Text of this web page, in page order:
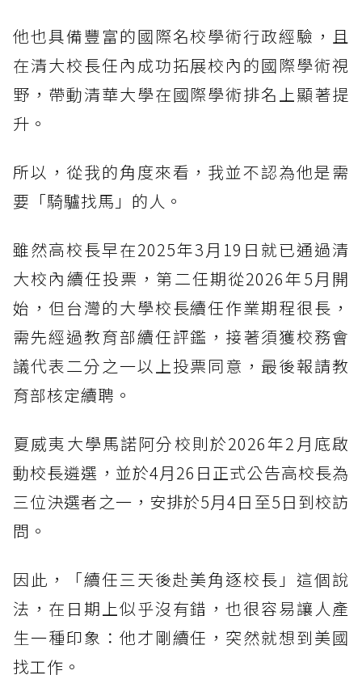
他也具備豐富的國際名校學術行政經驗，且
在清大校長任內成功拓展校內的國際學術視
野，帶動清華大學在國際學術排名上顯著提
升。
所以，從我的角度來看，我並不認為他是需
要「騎驢找馬」的人。
雖然高校長早在2025年3月19日就已通過清
大校內續任投票，第二任期從2026年5月開
始，但台灣的大學校長續任作業期程很長，
需先經過教育部續任評鑑，接著須獲校務會
議代表二分之一以上投票同意，最後報請教
育部核定續聘。
夏威夷大學馬諾阿分校則於2026年2月底啟
動校長遴選，並於4月26日正式公告高校長為
三位決選者之一，安排於5月4日至5日到校訪
問。
因此，「續任三天後赴美角逐校長」這個說
法，在日期上似乎沒有錯，也很容易讓人產
生一種印象：他才剛續任，突然就想到美國
找工作。